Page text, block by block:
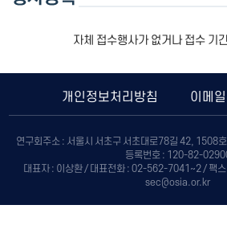
자체 접수행사가 없거나 접수 기
개인정보처리방침 이메
연구회주소 : 서울시 서초구 서초대로78길 42, 1508
등록번호 : 120-82-
대표자 : 이상환 / 대표전화 : 02-562-7041~2 / 팩
sec@osia.or.kr